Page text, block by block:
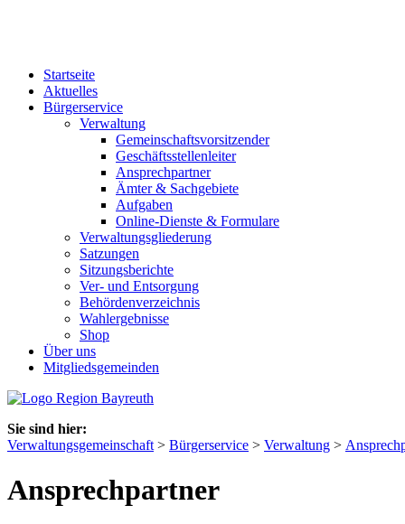
Startseite
Aktuelles
Bürgerservice
Verwaltung
Gemeinschaftsvorsitzender
Geschäftsstellenleiter
Ansprechpartner
Ämter & Sachgebiete
Aufgaben
Online-Dienste & Formulare
Verwaltungsgliederung
Satzungen
Sitzungsberichte
Ver- und Entsorgung
Behördenverzeichnis
Wahlergebnisse
Shop
Über uns
Mitgliedsgemeinden
Sie sind hier:
Verwaltungsgemeinschaft > Bürgerservice > Verwaltung >
Ansprechpartner